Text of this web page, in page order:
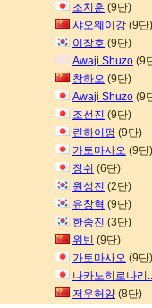
조치훈 (9단)
샤오웨이강 (9단)
이창호 (9단)
Awaji Shuzo (9
창하오 (9단)
Awaji Shuzo (9
조선진 (9단)
린하이펑 (9단)
가토마사오 (9단)
장쉬 (6단)
원성진 (2단)
유창혁 (9단)
한종진 (3단)
위빈 (9단)
가토마사오 (9단)
나카노히로나리..
저우허양 (8단)